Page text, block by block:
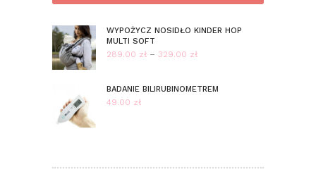
WYPOŻYCZ NOSIDŁO KINDER HOP
MULTI SOFT
289.00 zł – 329.00 złZakres
od
BADANIE BILIRUBINOMETREM
49.00 zł